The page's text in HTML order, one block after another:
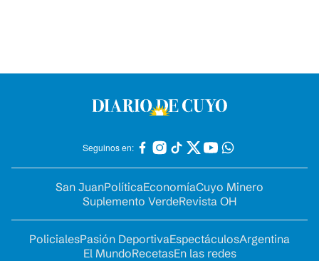
Seguinos en:
San JuanPolíticaEconomíaCuyo Minero
Suplemento VerdeRevista OH
PolicialesPasión DeportivaEspectáculosArgentina
El MundoRecetasEn las redes